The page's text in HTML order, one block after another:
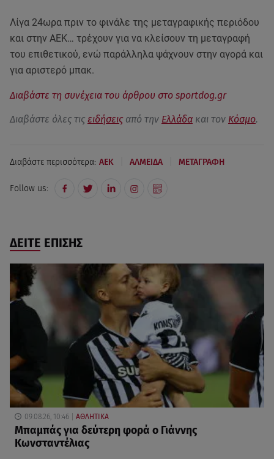
Λίγα 24ωρα πριν το φινάλε της μεταγραφικής περιόδου
και στην ΑΕΚ… τρέχουν για να κλείσουν τη μεταγραφή
του επιθετικού, ενώ παράλληλα ψάχνουν στην αγορά και
για αριστερό μπακ.
Διαβάστε τη συνέχεια του άρθρου στο sportdog.gr
Διαβάστε όλες τις ειδήσεις από την Ελλάδα και τον Κόσμο.
Διαβάστε περισσότερα: AEK ΑΛΜΕΙΔΑ ΜΕΤΑΓΡΑΦΗ
Follow us:
ΔΕΙΤΕ ΕΠΙΣΗΣ
09.08.26, 10:46 ΑΘΛΗΤΙΚΑ
Μπαμπάς για δεύτερη φορά ο Γιάννης
Κωνσταντέλιας